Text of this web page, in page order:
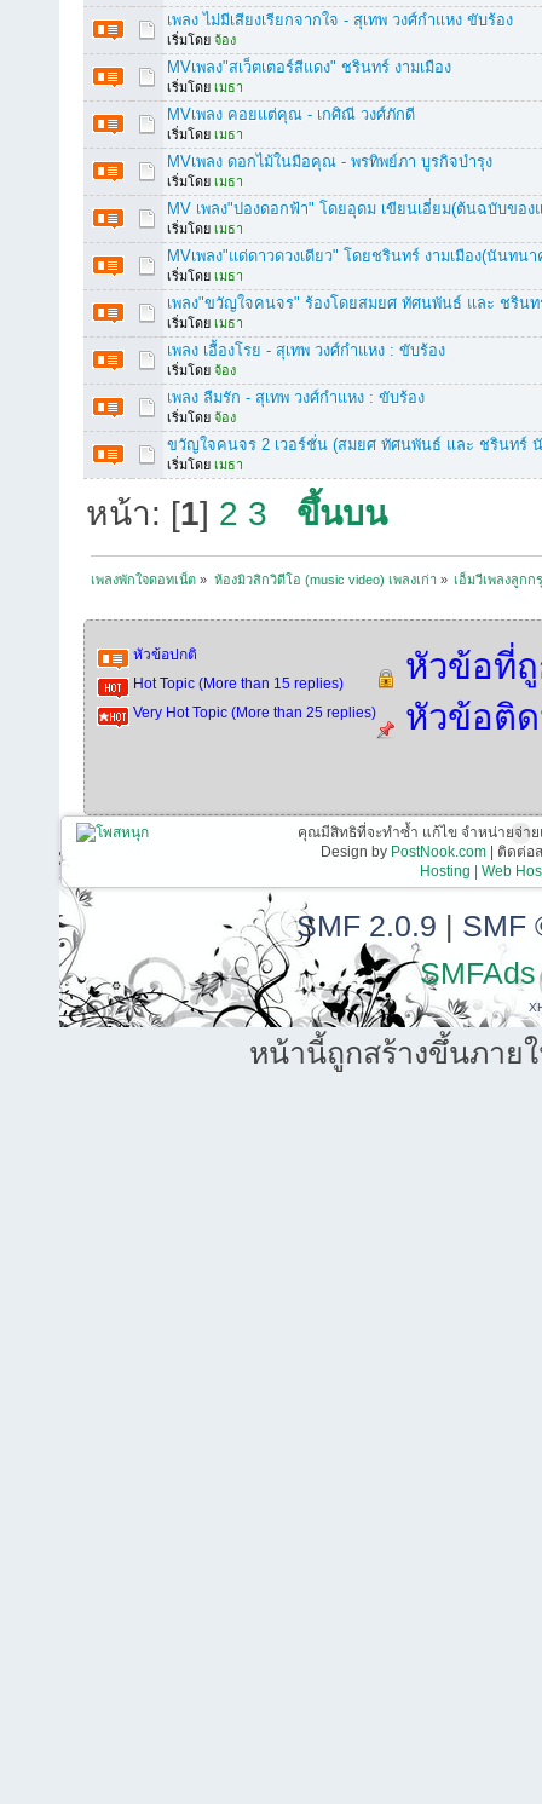
เพลง ไม่มีเสียงเรียกจากใจ - สุเทพ วงศ์กำแหง ขับร้อง
เริ่มโดย จ้อง
MVเพลง"สเว็ตเตอร์สีแดง" ชรินทร์ งามเมือง
เริ่มโดย เมธา
MVเพลง คอยแต่คุณ - เกศิณี วงศ์ภักดี
เริ่มโดย เมธา
MVเพลง ดอกไม้ในมือคุณ - พรทิพย์ภา บูรกิจบำรุง
เริ่มโดย เมธา
MV เพลง"ปองดอกฟ้า" โดยอุดม เขียนเอี่ยม(ต้นฉบับของ
เริ่มโดย เมธา
MVเพลง"แด่ดาวดวงเดียว" โดยชรินทร์ งามเมือง(นันทนา
เริ่มโดย เมธา
เพลง"ขวัญใจคนจร" ร้องโดยสมยศ ทัศนพันธ์ และ ชริน
เริ่มโดย เมธา
เพลง เอื้องโรย - สุเทพ วงศ์กำแหง : ขับร้อง
เริ่มโดย จ้อง
เพลง ลืมรัก - สุเทพ วงศ์กำแหง : ขับร้อง
เริ่มโดย จ้อง
ขวัญใจคนจร 2 เวอร์ชั่น (สมยศ ทัศนพันธ์ และ ชรินทร์
เริ่มโดย เมธา
หน้า: [1] 2 3 ขึ้นบน
เพลงพักใจดอทเน็ต » ห้องมิวสิกวิดีโอ (music video) เพลงเก่า » เอ็มวีเพลงลูกก
หัวข้อปกติ
Hot Topic (More than 15 replies)
Very Hot Topic (More than 25 replies)
หัวข้อที่
หัวข้อติ
คุณมีสิทธิที่จะทำซ้ำ แก้ไข จำหน่ายจ่า
Design by PostNook.com| ติดต่อส
Hosting | Web
SMF 2.0.9 | SMF
SMFAds
หน้านี้ถูกสร้างขึ้นภาย